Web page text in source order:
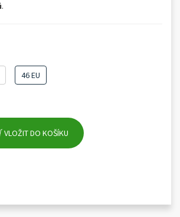
.
46 EU
VLOŽIT DO KOŠÍKU